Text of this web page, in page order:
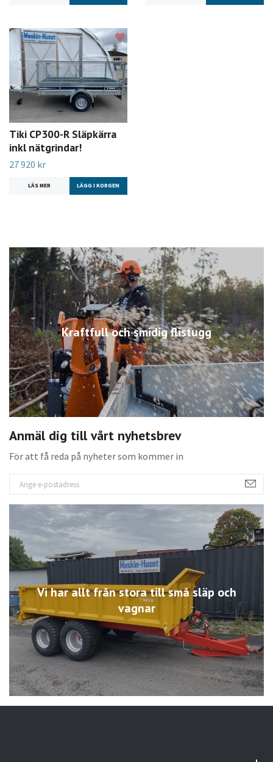
Kraftfull och smidig flistugg
Anmäl dig till vårt nyhetsbrev
För att få reda på nyheter som kommer in
Vi har allt från stora till små släp och
vagnar
Tiki CP300-R Släpkärra
inkl nätgrindar!
27 920 kr
LÄS MER